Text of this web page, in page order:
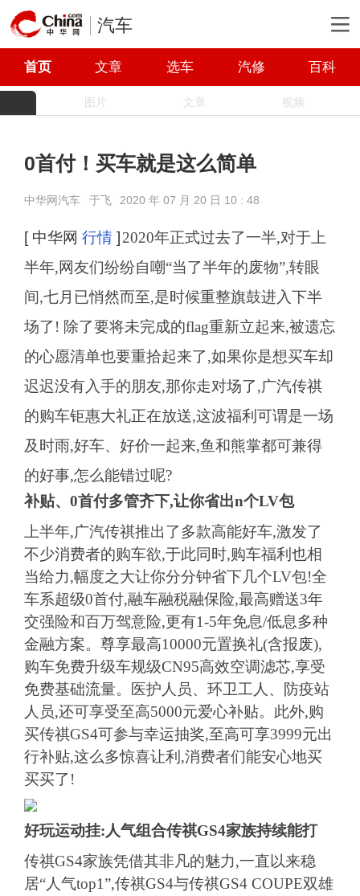
汽车
首页 文章 选车 汽修 百科
图片 文章 视频
0首付！买车就是这么简单
中华网汽车 于飞 2020 年 07 月 20 日 10 : 48
[ 中华网 行情] 2020年正式过去了一半,对于上
半年,网友们纷纷自嘲“当了半年的废物”,转眼
间,七月已悄然而至,是时候重整旗鼓进入下半
场了! 除了要将未完成的flag重新立起来,被遗忘
的心愿清单也要重拾起来了,如果你是想买车却
迟迟没有入手的朋友,那你走对场了,广汽传祺
的购车钜惠大礼正在放送,这波福利可谓是一场
及时雨,好车、好价一起来,鱼和熊掌都可兼得
的好事,怎么能错过呢?
补贴、 0首付多管齐下,让你省出n个LV包
上半年,广汽传祺推出了多款高能好车,激发了
不少消费者的购车欲,于此同时,购车福利也相
当给力,幅度之大让你分分钟省下几个LV包!全
车系超级0首付,融车融税融保险,最高赠送3年
交强险和百万驾意险,更有1-5年免息/低息多种
金融方案。尊享最高10000元置换礼(含报废),
购车免费升级车规级CN95高效空调滤芯,享受
免费基础流量。医护人员、环卫工人、防疫站
人员,还可享受至高5000元爱心补贴。此外,购
买传祺GS4可参与幸运抽奖,至高可享3999元出
行补贴,这么多惊喜让利,消费者们能安心地买
买买了!
好玩运动挂:人气组合传祺GS4家族持续能打
传祺GS4家族凭借其非凡的魅力,一直以来稳
居“人气top1”,传祺GS4与传祺GS4 COUPE双雄